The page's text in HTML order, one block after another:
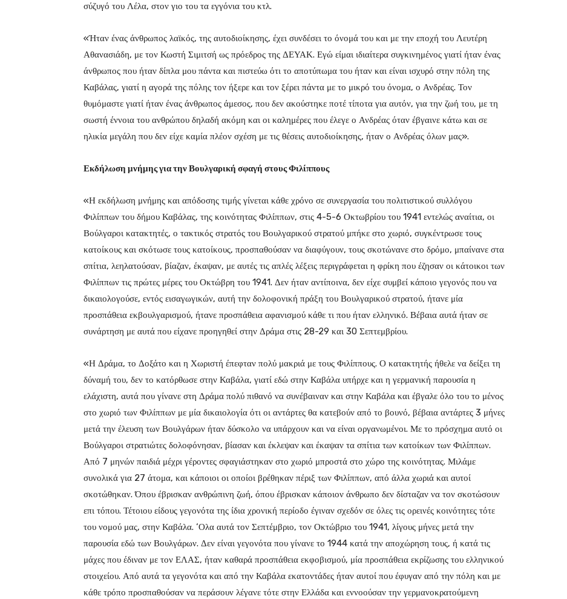
σύζυγό του Λέλα, στον γιο του τα εγγόνια του κτλ.
«Ήταν ένας άνθρωπος λαϊκός, της αυτοδιοίκησης, έχει συνδέσει το όνομά του και με την εποχή του Λευτέρη
Αθανασιάδη, με τον Κωστή Σιμιτσή ως πρόεδρος της ΔΕΥΑΚ. Εγώ είμαι ιδιαίτερα συγκινημένος γιατί ήταν ένας
άνθρωπος που ήταν δίπλα μου πάντα και πιστεύω ότι το αποτύπωμα του ήταν και είναι ισχυρό στην πόλη της
Καβάλας, γιατί η αγορά της πόλης τον ήξερε και τον ξέρει πάντα με το μικρό του όνομα, ο Ανδρέας. Τον
θυμόμαστε γιατί ήταν ένας άνθρωπος άμεσος, που δεν ακούστηκε ποτέ τίποτα για αυτόν, για την ζωή του, με τη
σωστή έννοια του ανθρώπου δηλαδή ακόμη και οι καλημέρες που έλεγε ο Ανδρέας όταν έβγαινε κάτω και σε
ηλικία μεγάλη που δεν είχε καμία πλέον σχέση με τις θέσεις αυτοδιοίκησης, ήταν ο Ανδρέας όλων μας».
Εκδήλωση μνήμης για την Βουλγαρική σφαγή στους Φιλίππους
«Η εκδήλωση μνήμης και απόδοσης τιμής γίνεται κάθε χρόνο σε συνεργασία του πολιτιστικού συλλόγου
Φιλίππων του δήμου Καβάλας, της κοινότητας Φιλίππων, στις 4-5-6 Οκτωβρίου του 1941 εντελώς αναίτια, οι
Βούλγαροι κατακτητές, ο τακτικός στρατός του Βουλγαρικού στρατού μπήκε στο χωριό, συγκέντρωσε τους
κατοίκους και σκότωσε τους κατοίκους, προσπαθούσαν να διαφύγουν, τους σκοτώνανε στο δρόμο, μπαίνανε στα
σπίτια, λεηλατούσαν, βίαζαν, έκαψαν, με αυτές τις απλές λέξεις περιγράφεται η φρίκη που έζησαν οι κάτοικοι των
Φιλίππων τις πρώτες μέρες του Οκτώβρη του 1941. Δεν ήταν αντίποινα, δεν είχε συμβεί κάποιο γεγονός που να
δικαιολογούσε, εντός εισαγωγικών, αυτή την δολοφονική πράξη του Βουλγαρικού στρατού, ήτανε μία
προσπάθεια εκβουλγαρισμού, ήτανε προσπάθεια αφανισμού κάθε τι που ήταν ελληνικό. Βέβαια αυτά ήταν σε
συνάρτηση με αυτά που είχανε προηγηθεί στην Δράμα στις 28-29 και 30 Σεπτεμβρίου.
«Η Δράμα, το Δοξάτο και η Χωριστή έπεφταν πολύ μακριά με τους Φιλίππους. Ο κατακτητής ήθελε να δείξει τη
δύναμή του, δεν το κατόρθωσε στην Καβάλα, γιατί εδώ στην Καβάλα υπήρχε και η γερμανική παρουσία η
ελάχιστη, αυτά που γίνανε στη Δράμα πολύ πιθανό να συνέβαιναν και στην Καβάλα και έβγαλε όλο του το μένος
στο χωριό των Φιλίππων με μία δικαιολογία ότι οι αντάρτες θα κατεβούν από το βουνό, βέβαια αντάρτες 3 μήνες
μετά την έλευση των Βουλγάρων ήταν δύσκολο να υπάρχουν και να είναι οργανωμένοι. Με το πρόσχημα αυτό οι
Βούλγαροι στρατιώτες δολοφόνησαν, βίασαν και έκλεψαν και έκαψαν τα σπίτια των κατοίκων των Φιλίππων.
Από 7 μηνών παιδιά μέχρι γέροντες σφαγιάστηκαν στο χωριό μπροστά στο χώρο της κοινότητας. Μιλάμε
συνολικά για 27 άτομα, και κάποιοι οι οποίοι βρέθηκαν πέριξ των Φιλίππων, από άλλα χωριά και αυτοί
σκοτώθηκαν. Όπου έβρισκαν ανθρώπινη ζωή, όπου έβρισκαν κάποιον άνθρωπο δεν δίσταζαν να τον σκοτώσουν
επι τόπου. Τέτοιου είδους γεγονότα της ίδια χρονική περίοδο έγιναν σχεδόν σε όλες τις ορεινές κοινότητες τότε
του νομού μας, στην Καβάλα. ‘Ολα αυτά τον Σεπτέμβριο, τον Οκτώβριο του 1941, λίγους μήνες μετά την
παρουσία εδώ των Βουλγάρων. Δεν είναι γεγονότα που γίνανε το 1944 κατά την αποχώρηση τους, ή κατά τις
μάχες που έδιναν με τον ΕΛΑΣ, ήταν καθαρά προσπάθεια εκφοβισμού, μία προσπάθεια εκρίζωσης του ελληνικού
στοιχείου. Από αυτά τα γεγονότα και από την Καβάλα εκατοντάδες ήταν αυτοί που έφυγαν από την πόλη και με
κάθε τρόπο προσπαθούσαν να περάσουν λέγανε τότε στην Ελλάδα και εννοούσαν την γερμανοκρατούμενη